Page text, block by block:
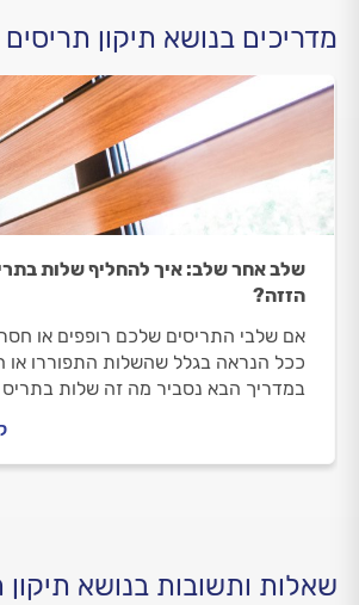
מדריכים בנושא תיקון תריסים
שלב אחר שלב: איך להחליף שלות
הזזה?
אם שלבי התריסים שלכם רופפים או
ככל הנראה בגלל שהשלות התפוררו או
במדריך הבא נסביר מה זה שלות בתריס
שאלות ותשובות בנושא תיקון